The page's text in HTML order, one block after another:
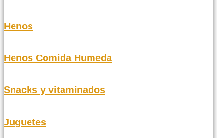
Henos
Henos Comida Humeda
Snacks y vitaminados
Juguetes